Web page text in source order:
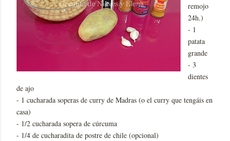
remojo
24h.)
- 1
patata
grande
- 3
dientes
de ajo
- 1 cucharada soperas de curry de Madras (o el curry que tengáis en
casa)
- 1/2 cucharada sopera de cúrcuma
- 1/4 de cucharadita de postre de chile (opcional)